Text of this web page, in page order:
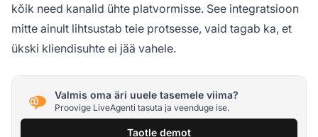
kõik need kanalid ühte platvormisse. See integratsioon
mitte ainult lihtsustab teie protsesse, vaid tagab ka, et
ükski kliendisuhte ei jää vahele.
Valmis oma äri uuele tasemele viima?
Proovige LiveAgenti tasuta ja veenduge ise.
Taotle demot